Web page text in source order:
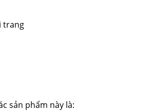
trang
sản phẩm này là: